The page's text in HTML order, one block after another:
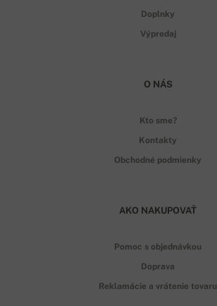
Doplnky
Výpredaj
O NÁS
Kto sme?
Kontakty
Obchodné podmienky
AKO NAKUPOVAŤ
Pomoc s objednávkou
Doprava
Reklamácie a vrátenie tovaru